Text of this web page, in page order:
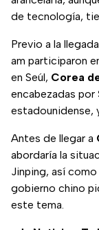
de tecnología,
Previo a la
am participaron
en Seúl, Corea
encabezadas por
estadounidense,
Antes de llegar a
abordaría la
Jinping, así como
gobierno chino
este tema.